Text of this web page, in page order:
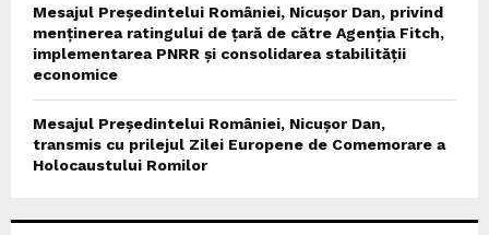
Mesajul Președintelui României, Nicușor Dan, privind
menținerea ratingului de țară de către Agenția Fitch,
implementarea PNRR și consolidarea stabilității
economice
Mesajul Președintelui României, Nicușor Dan,
transmis cu prilejul Zilei Europene de Comemorare a
Holocaustului Romilor